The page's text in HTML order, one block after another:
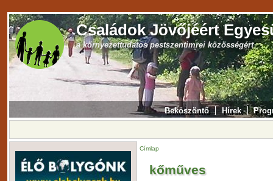
Családok Jövőjéért
a környezettudatos pestszentimrei közösségért
Beköszöntő Hírek
Címlap
kőműves